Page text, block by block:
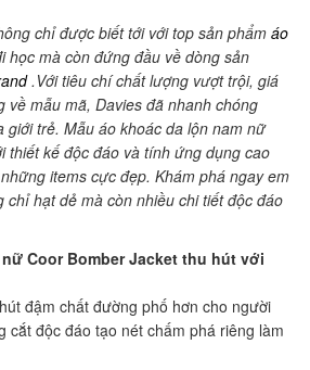
chỉ được biết tới với top sản phẩm áo
học mà còn đứng đầu về dòng sản
.Với tiêu chí chất lượng vượt trội, giá
về mẫu mã, Davies đã nhanh chóng
giới trẻ. Mẫu áo khoác da lộn nam nữ
thiết kế độc đáo và tính ứng dụng cao
items cực đẹp. Khám phá ngay em
chỉ hạt dẻ mà còn nhiều chi tiết độc đáo
Coor Bomber Jacket thu hút với
đậm chất đường phố hơn cho người
cắt độc đáo tạo nét chấm phá riêng làm